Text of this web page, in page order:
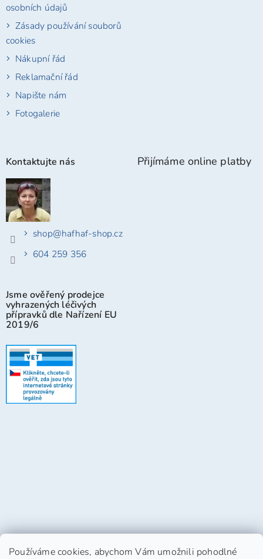
Používáme cookies, abychom Vám umožnili pohodlné
osobních údajů
Zásady používání souborů
cookies
Nákupní řád
Reklamační řád
Napište nám
Fotogalerie
Kontaktujte nás
shop@hafhaf-shop.cz
604 259 356
Jsme ověřený prodejce
vyhrazených léčivých
přípravků dle Nařízení EU
2019/6
Přijímáme online platby